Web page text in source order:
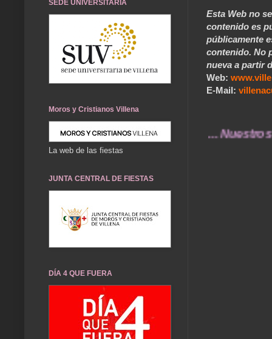
Esta Web no
contenido es
públicamente
contenido. No
nueva a partir
Web:
E-Mail:
... Nuestros
SEDE UNIVERSITARIA
Moros y Cristianos Villena
La web de las fiestas
JUNTA CENTRAL DE FIESTAS
DÍA 4 QUE FUERA